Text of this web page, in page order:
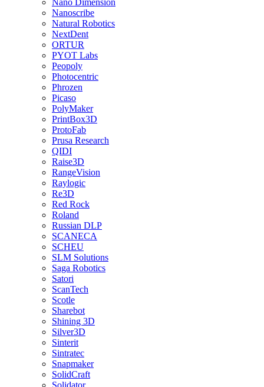
Nano Dimension
Nanoscribe
Natural Robotics
NextDent
ORTUR
PYOT Labs
Peopoly
Photocentric
Phrozen
Picaso
PolyMaker
PrintBox3D
ProtoFab
Prusa Research
QIDI
Raise3D
RangeVision
Raylogic
Re3D
Red Rock
Roland
Russian DLP
SCANECA
SCHEU
SLM Solutions
Saga Robotics
Satori
ScanTech
Scotle
Sharebot
Shining 3D
Silver3D
Sinterit
Sintratec
Snapmaker
SolidCraft
Solidator